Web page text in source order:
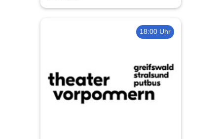
18:00 Uhr